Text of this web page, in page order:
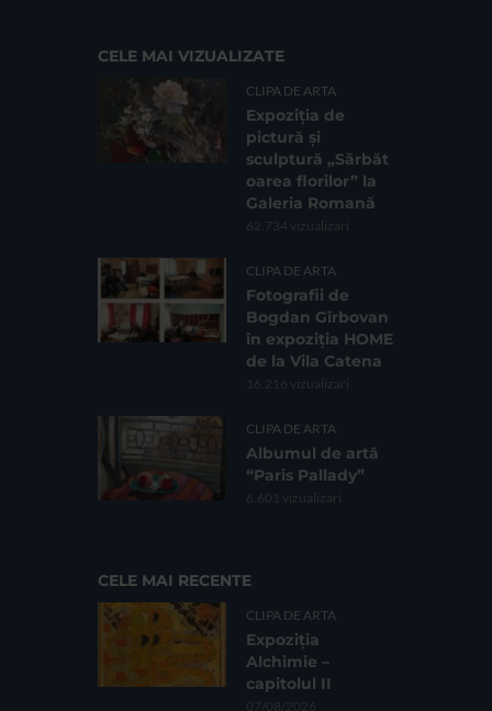
CELE MAI VIZUALIZATE
CLIPA DE ARTA
Expoziția de
pictură și
sculptură „Sărbăt
oarea florilor” la
Galeria Romană
62.734 vizualizari
CLIPA DE ARTA
Fotografii de
Bogdan Gîrbovan
în expoziția HOME
de la Vila Catena
16.216 vizualizari
CLIPA DE ARTA
Albumul de artă
“Paris Pallady”
6.601 vizualizari
CELE MAI RECENTE
CLIPA DE ARTA
Expoziția
Alchimie –
capitolul II
07/08/2026